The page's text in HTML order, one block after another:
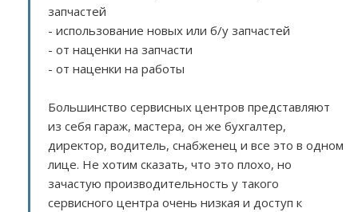
запчастей
- использование новых или б/у запчастей
- от наценки на запчасти
- от наценки на работы
Большинство сервисных центров представляют
из себя гараж, мастера, он же бухгалтер,
директор, водитель, снабженец и все это в одном
лице. Не хотим сказать, что это плохо, но
зачастую производительность у такого
сервисного центра очень низкая и доступ к